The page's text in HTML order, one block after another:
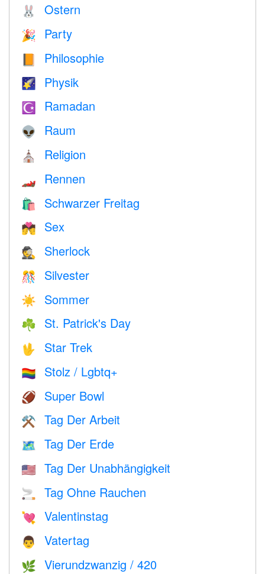
🐰 Ostern
🎉 Party
📙 Philosophie
🌠 Physik
☪️ Ramadan
👽 Raum
⛪️ Religion
🏎 Rennen
🛍 Schwarzer Freitag
💏 Sex
🕵️ Sherlock
🎊 Silvester
☀️ Sommer
☘️ St. Patrick's Day
🖖 Star Trek
🏳️‍🌈 Stolz / Lgbtq+
🏈 Super Bowl
⚒️ Tag Der Arbeit
🗺️ Tag Der Erde
🇺🇸 Tag Der Unabhängigkeit
🚬 Tag Ohne Rauchen
💘 Valentinstag
👨 Vatertag
🌿 Vierundzwanzig / 420